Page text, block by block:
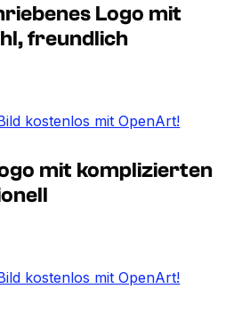
Logo mit
freundlich
kostenlos mit OpenArt!
mit komplizierten
kostenlos mit OpenArt!